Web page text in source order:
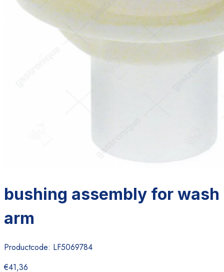
bushing assembly for wash
arm
Productcode: LF5069784
€41,36